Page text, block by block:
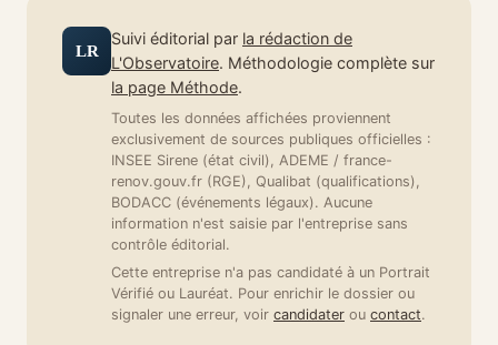
LR
Suivi éditorial par la rédaction de
L'Observatoire. Méthodologie complète sur
la page Méthode.
Toutes les données affichées proviennent
exclusivement de sources publiques officielles :
INSEE Sirene (état civil), ADEME / france-
renov.gouv.fr (RGE), Qualibat (qualifications),
BODACC (événements légaux). Aucune
information n'est saisie par l'entreprise sans
contrôle éditorial.
Cette entreprise n'a pas candidaté à un Portrait
Vérifié ou Lauréat. Pour enrichir le dossier ou
signaler une erreur, voir candidater ou contact.